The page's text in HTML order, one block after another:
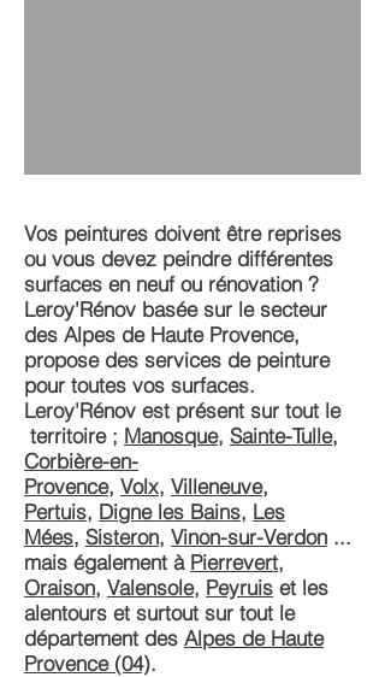
Vos peintures doivent être reprises
ou vous devez peindre différentes
surfaces en neuf ou rénovation ?
Leroy'Rénov basée sur le secteur
des Alpes de Haute Provence,
propose des services de peinture
pour toutes vos surfaces.
Leroy'Rénov est présent sur tout le
territoire ; Manosque, Sainte-Tulle,
Corbière-en-
Provence, Volx, Villeneuve,
Pertuis, Digne les Bains, Les
Mées, Sisteron, Vinon-sur-Verdon ...
mais également à Pierrevert,
Oraison, Valensole, Peyruis et les
alentours et surtout sur tout le
département des Alpes de Haute
Provence (04).